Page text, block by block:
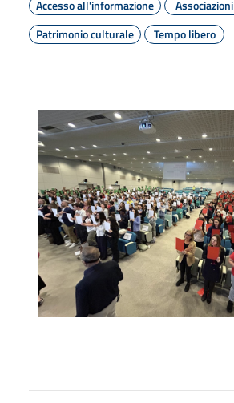
Accesso all'informazione
Associazioni
Patrimonio culturale
Tempo libero